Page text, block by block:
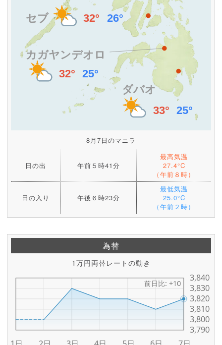
8月7日のマニラ
日の出 午前５時41分
最高気温
27.4°C
（午前８時）
日の入り 午後６時23分
最低気温
25.0°C
（午前２時）
為替
1万円両替レートの動き